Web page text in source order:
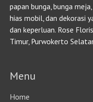
papan bunga, bunga
hias mobil, dan dekorasi
dan keperluan. Rose
Timur, Purwokerto
Menu
Home